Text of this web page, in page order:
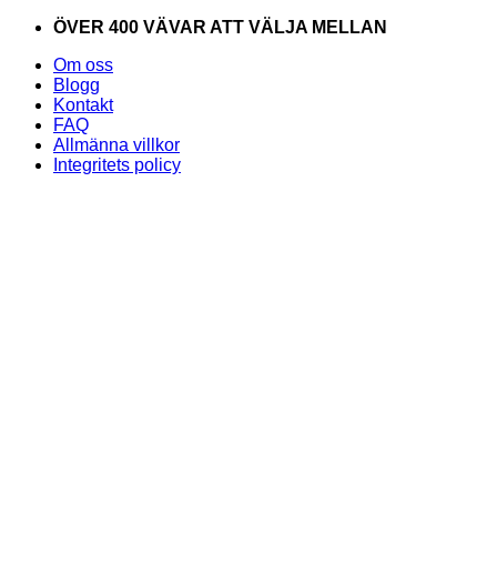
Skip
content
ÖVER 400 VÄVAR ATT VÄLJA MELLAN
Om oss
Blogg
Kontakt
FAQ
Allmänna villkor
Integritets policy